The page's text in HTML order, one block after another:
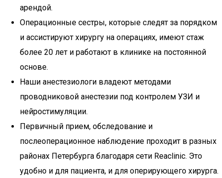
арендой.
Операционные сестры, которые следят за порядком
и ассистируют хирургу на операциях, имеют стаж
более 20 лет и работают в клинике на постоянной
основе.
Наши анестезиологи владеют методами
проводниковой анестезии под контролем УЗИ и
нейростимуляции.
Первичный прием, обследование и
послеоперационное наблюдение проходит в разных
районах Петербурга благодаря сети Reaclinic. Это
удобно и для пациента, и для оперирующего хирурга.